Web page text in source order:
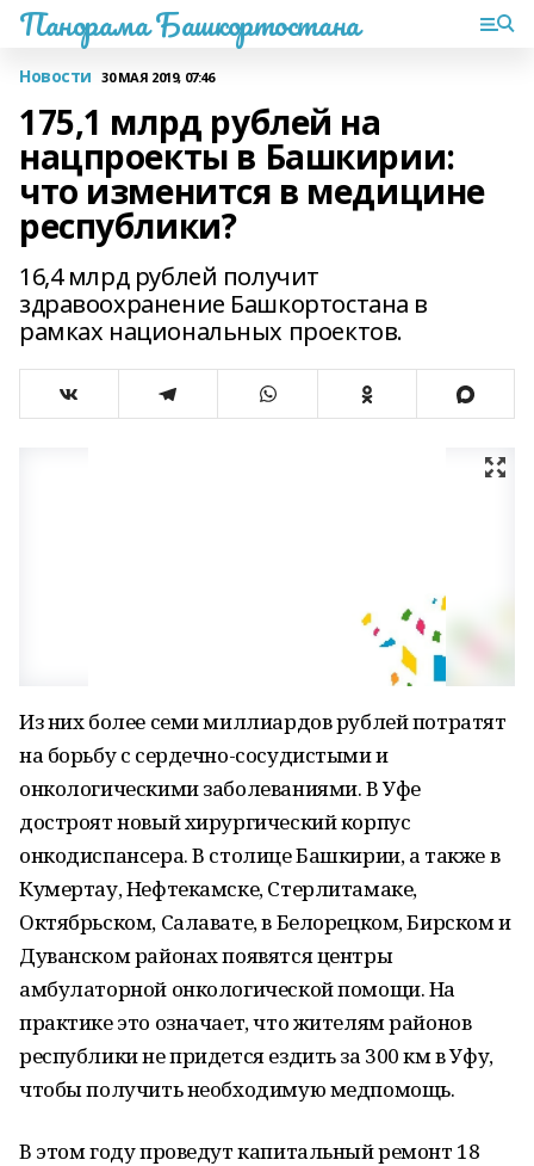
Панорама Башкортостана
Новости 30 МАЯ 2019, 07:46
175,1 млрд рублей на
нацпроекты в Башкирии:
что изменится в медицине
республики?
16,4 млрд рублей получит
здравоохранение Башкортостана в
рамках национальных проектов.
Из них более семи миллиардов рублей потратят
на борьбу с сердечно-сосудистыми и
онкологическими заболеваниями. В Уфе
достроят новый хирургический корпус
онкодиспансера. В столице Башкирии, а также в
Кумертау, Нефтекамске, Стерлитамаке,
Октябрьском, Салавате, в Белорецком, Бирском и
Дуванском районах появятся центры
амбулаторной онкологической помощи. На
практике это означает, что жителям районов
республики не придется ездить за 300 км в Уфу,
чтобы получить необходимую медпомощь.
В этом году проведут капитальный ремонт 18